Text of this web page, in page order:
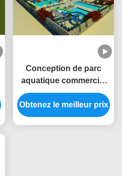
Conception de parc
aquatique commercial
avec piscine et
plongeuse pour enfants
Obtenez le meilleur prix